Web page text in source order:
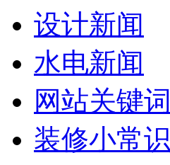
设计新闻
水电新闻
网站关键词
装修小常识